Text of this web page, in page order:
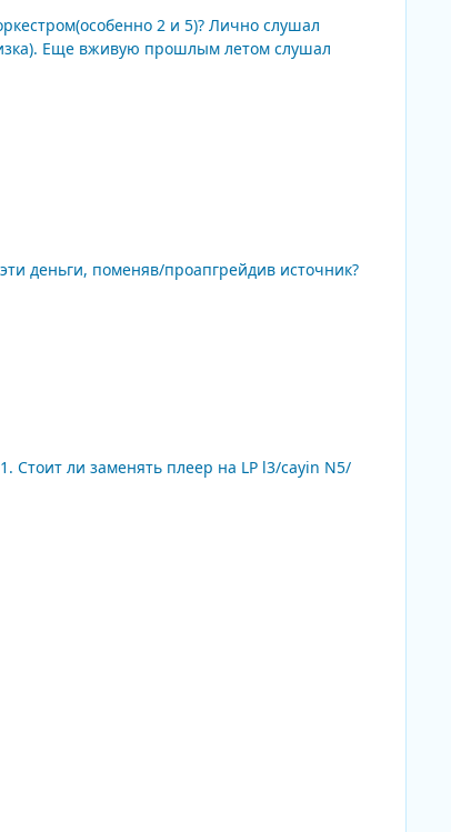
2 и 5)? Лично слушал
Еще вживую прошлым летом слушал
деньги, поменяв/проапгрейдив источник?
Стоит ли заменять плеер на LP l3/cayin N5/